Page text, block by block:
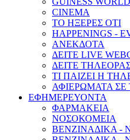
CINEMA
ΤΟ ΗΞΕΡΕΣ ΟΤΙ
HAPPENINGS -
ΑΝΕΚΔΟΤΑ
ΔΕΙΤΕ LIVE
ΔΕΙΤΕ
ΤΙ ΠΑΙΖΕΙ Η
ΑΦΙΕΡΩΜΑΤΑ ΣΕ
ΕΦΗΜΕΡΕΥΟΝΤΑ
ΦΑΡΜΑΚΕΙΑ
ΝΟΣΟΚΟΜΕΙΑ
ΒΕΝΖΙΝΑΔΙΚΑ -